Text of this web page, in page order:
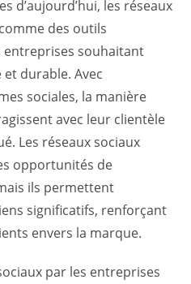
:
d’aujourd’hui, les réseaux
des outils
souhaitant
durable. Avec
sociales, la manière
avec leur clientèle
Les réseaux sociaux
opportunités de
ils permettent
significatifs, renforçant
envers la marque.
par les entreprises